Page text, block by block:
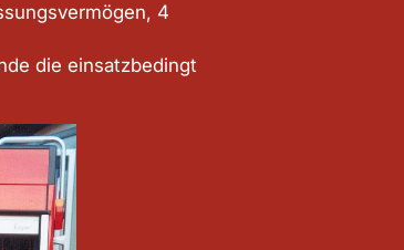
4
die einsatzbedingt